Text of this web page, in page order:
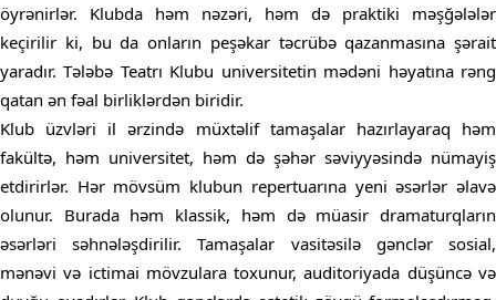
öyrənirlər. Klubda həm nəzəri, həm də praktiki məşğələlər
keçirilir ki, bu da onların peşəkar təcrübə qazanmasına şərait
yaradır. Tələbə Teatrı Klubu universitetin mədəni həyatına rəng
qatan ən fəal birliklərdən biridir.
Klub üzvləri il ərzində müxtəlif tamaşalar hazırlayaraq həm
fakültə, həm universitet, həm də şəhər səviyyəsində nümayiş
etdirirlər. Hər mövsüm klubun repertuarına yeni əsərlər əlavə
olunur. Burada həm klassik, həm də müasir dramaturqların
əsərləri səhnələşdirilir. Tamaşalar vasitəsilə gənclər sosial,
mənəvi və ictimai mövzulara toxunur, auditoriyada düşüncə və